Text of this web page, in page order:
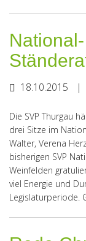
18.10.2015 |
Die SVP Thurgau
drei Sitze im
Walter, Verena
bisherigen SVP
Weinfelden
viel Energie und
Legislaturperiode.